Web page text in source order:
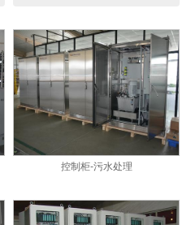
控制柜-污水处理